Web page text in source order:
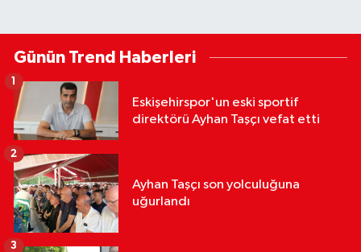
Günün Trend Haberleri
Eskişehirspor'un eski sportif
direktörü Ayhan Taşçı vefat etti
1
Ayhan Taşçı son yolculuğuna
uğurlandı
2
3